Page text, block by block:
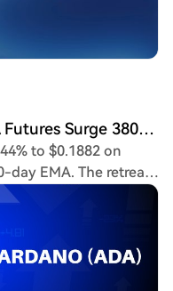
the two
IBC-wrapped
reverse transfer, the
applications, while
applications and
way for future use
be utilized within
markets, and liquidity
Cardano Price Forecast: ADA Futures Surge 380% in a Week — Is a Major Move Finally on the Horizon?
to $0.1882 on
day EMA. The retreat
triangle pattern,
the 20-day and
Resistance levels
the first
200-day EMA at